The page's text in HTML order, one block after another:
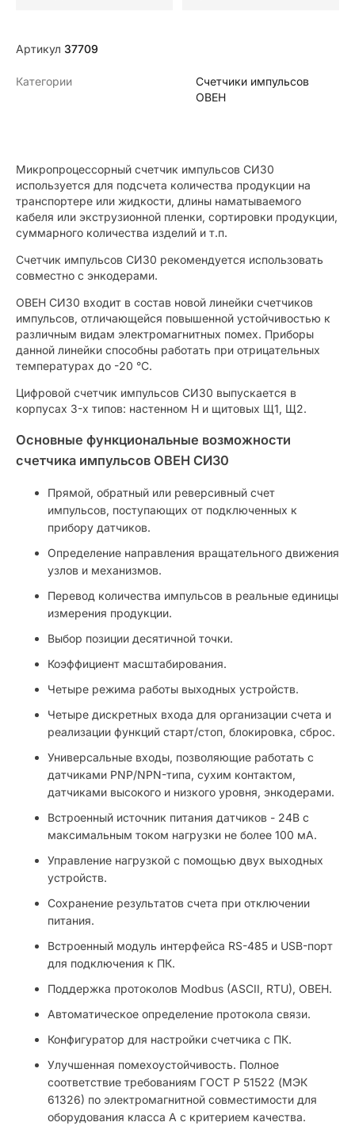
Артикул 37709
Категории
Счетчики импульсов
ОВЕН
Микропроцессорный счетчик импульсов СИ30
используется для подсчета количества продукции на
транспортере или жидкости, длины наматываемого
кабеля или экструзионной пленки, сортировки продукции,
суммарного количества изделий и т.п.
Счетчик импульсов СИ30 рекомендуется использовать
совместно с энкодерами.
ОВЕН СИ30 входит в состав новой линейки счетчиков
импульсов, отличающейся повышенной устойчивостью к
различным видам электромагнитных помех. Приборы
данной линейки способны работать при отрицательных
температурах до -20 °С.
Цифровой счетчик импульсов СИ30 выпускается в
корпусах 3-х типов: настенном Н и щитовых Щ1, Щ2.
Основные функциональные возможности
счетчика импульсов ОВЕН СИ30
Прямой, обратный или реверсивный счет
импульсов, поступающих от подключенных к
прибору датчиков.
Определение направления вращательного движения
узлов и механизмов.
Перевод количества импульсов в реальные единицы
измерения продукции.
Выбор позиции десятичной точки.
Коэффициент масштабирования.
Четыре режима работы выходных устройств.
Четыре дискретных входа для организации счета и
реализации функций старт/стоп, блокировка, сброс.
Универсальные входы, позволяющие работать с
датчиками PNP/NPN-типа, сухим контактом,
датчиками высокого и низкого уровня, энкодерами.
Встроенный источник питания датчиков - 24В с
максимальным током нагрузки не более 100 мА.
Управление нагрузкой с помощью двух выходных
устройств.
Сохранение результатов счета при отключении
питания.
Встроенный модуль интерфейса RS-485 и USB-порт
для подключения к ПК.
Поддержка протоколов Modbus (ASCII, RTU), ОВЕН.
Автоматическое определение протокола связи.
Конфигуратор для настройки счетчика с ПК.
Улучшенная помехоустойчивость. Полное
соответствие требованиям ГОСТ Р 51522 (МЭК
61326) по электромагнитной совместимости для
оборудования класса А с критерием качества.